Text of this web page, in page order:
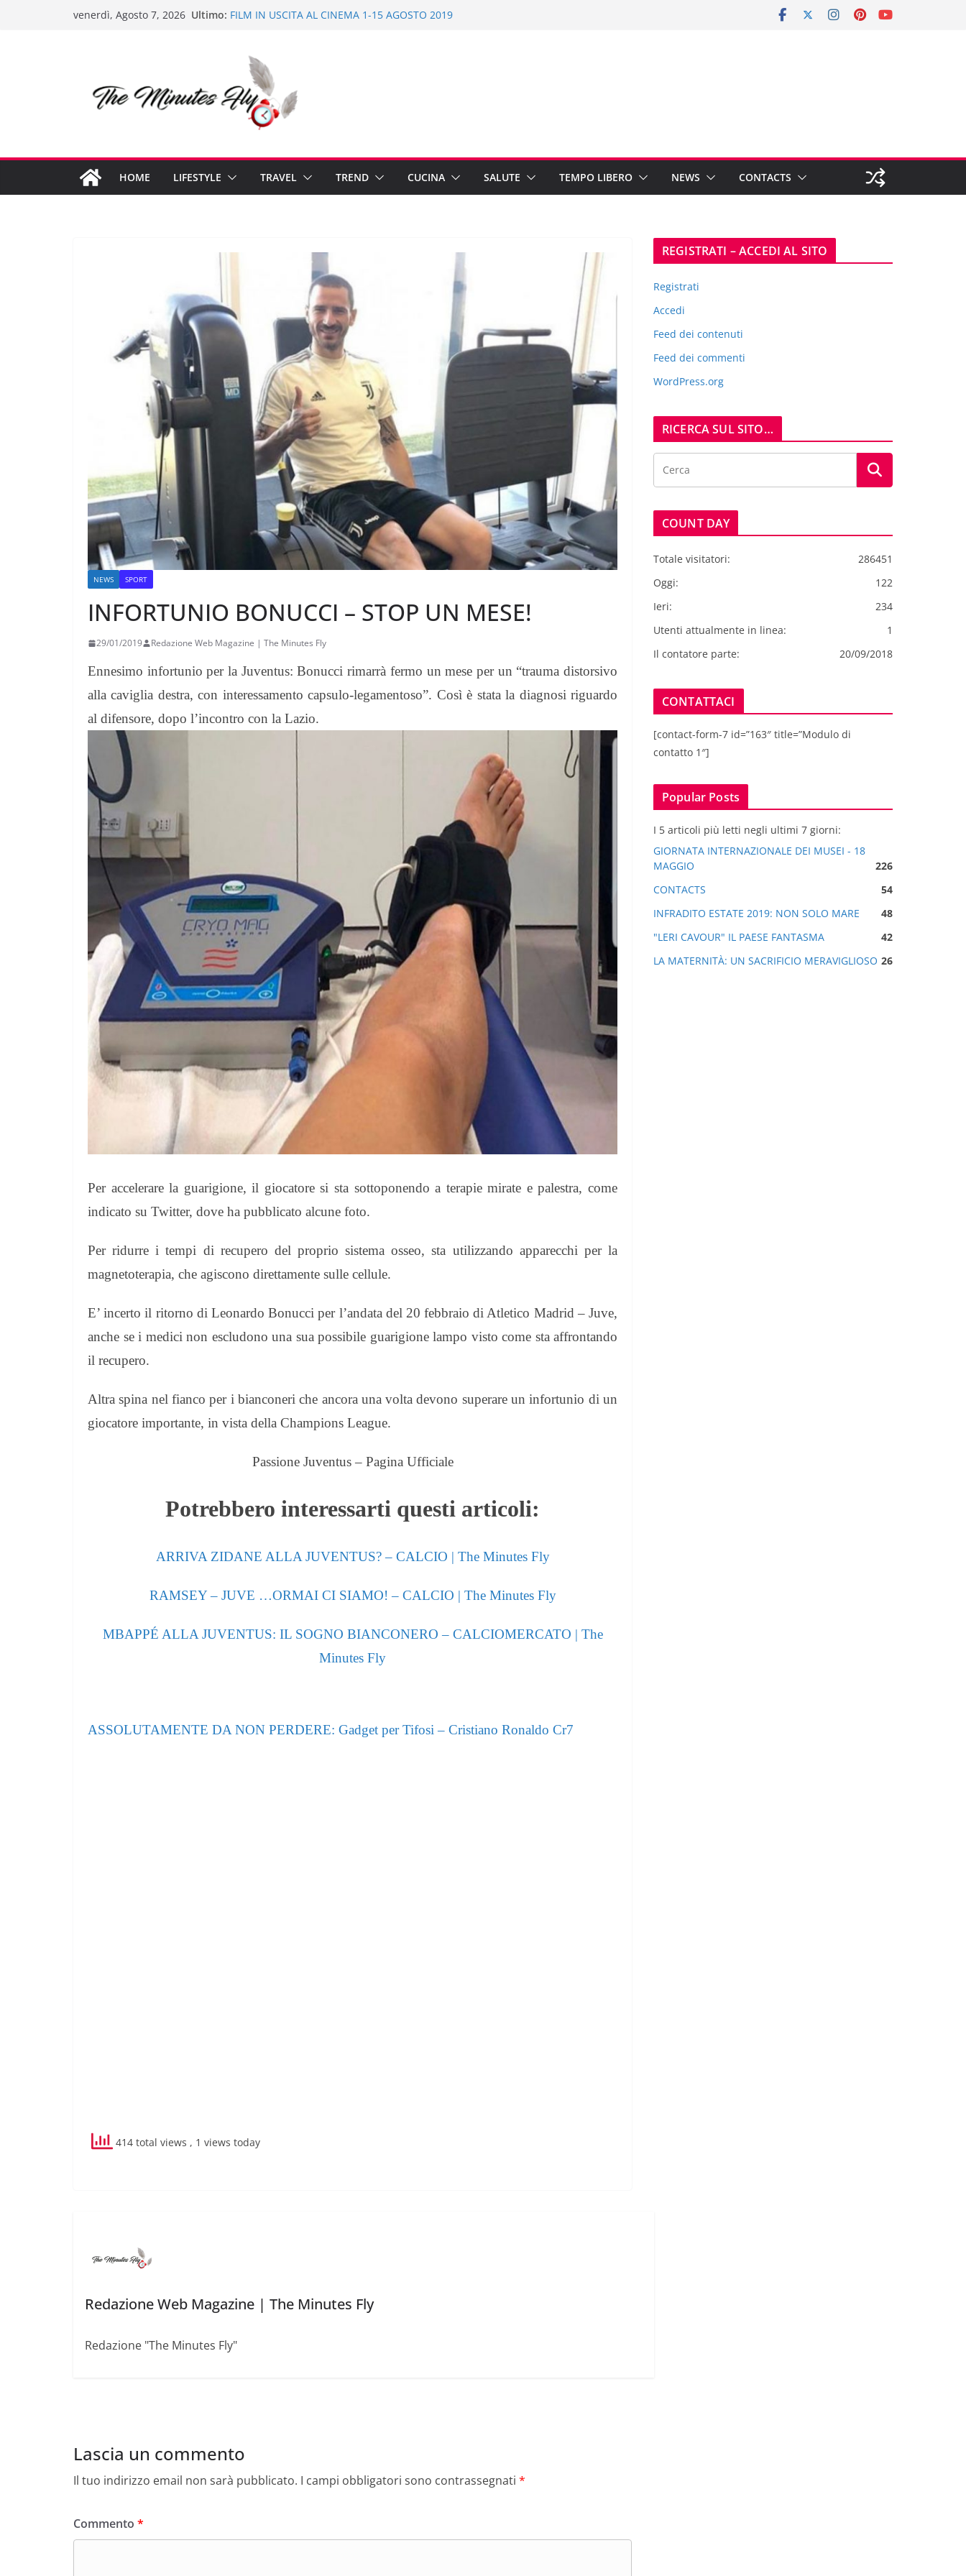
venerdì, Agosto 7, 2026 Ultimo: FILM IN USCITA AL CINEMA 1-15 AGOSTO 2019
ABITI CON PAILLETTES: 10 IDEE ECONOMICHE PER
CAPODANNO 2020
INFRADITO ESTATE 2019: NON SOLO MARE
HOME LIFESTYLE TRAVEL TREND CUCINA SALUTE TEMPO LIBERO NEWS CONTACTS
NEWS SPORT
INFORTUNIO BONUCCI – STOP UN MESE!
29/01/2019 Redazione Web Magazine | The Minutes Fly
Ennesimo infortunio per la Juventus: Bonucci rimarrà fermo un mese per un “trauma distorsivo
alla caviglia destra, con interessamento capsulo-legamentoso”. Così è stata la diagnosi riguardo
al difensore, dopo l’incontro con la Lazio.
Per accelerare la guarigione, il giocatore si sta sottoponendo a terapie mirate e palestra, come
indicato su Twitter, dove ha pubblicato alcune foto.
Per ridurre i tempi di recupero del proprio sistema osseo, sta utilizzando apparecchi per la
magnetoterapia, che agiscono direttamente sulle cellule.
E’ incerto il ritorno di Leonardo Bonucci per l’andata del 20 febbraio di Atletico Madrid – Juve,
anche se i medici non escludono una sua possibile guarigione lampo visto come sta affrontando
il recupero.
Altra spina nel fianco per i bianconeri che ancora una volta devono superare un infortunio di un
giocatore importante, in vista della Champions League.
Passione Juventus – Pagina Ufficiale
Potrebbero interessarti questi articoli:
ARRIVA ZIDANE ALLA JUVENTUS? – CALCIO | The Minutes Fly
RAMSEY – JUVE …ORMAI CI SIAMO! – CALCIO | The Minutes Fly
MBAPPÉ ALLA JUVENTUS: IL SOGNO BIANCONERO – CALCIOMERCATO | The
Minutes Fly
ASSOLUTAMENTE DA NON PERDERE: Gadget per Tifosi – Cristiano Ronaldo Cr7
414 total views , 1 views today
Redazione Web Magazine | The Minutes Fly
Redazione "The Minutes Fly"
Lascia un commento
Il tuo indirizzo email non sarà pubblicato. I campi obbligatori sono contrassegnati *
Commento *
REGISTRATI – ACCEDI AL SITO
Registrati
Accedi
Feed dei contenuti
Feed dei commenti
WordPress.org
RICERCA SUL SITO…
COUNT DAY
286451
Totale visitatori:
122
Oggi:
234
Ieri:
1
Utenti attualmente in linea:
20/09/2018
Il contatore parte:
CONTATTACI
[contact-form-7 id=”163″ title=”Modulo di
contatto 1″]
Popular Posts
I 5 articoli più letti negli ultimi 7 giorni:
GIORNATA INTERNAZIONALE DEI MUSEI - 18
MAGGIO
226
CONTACTS
54
INFRADITO ESTATE 2019: NON SOLO MARE
48
"LERI CAVOUR" IL PAESE FANTASMA
42
LA MATERNITÀ: UN SACRIFICIO MERAVIGLIOSO 26